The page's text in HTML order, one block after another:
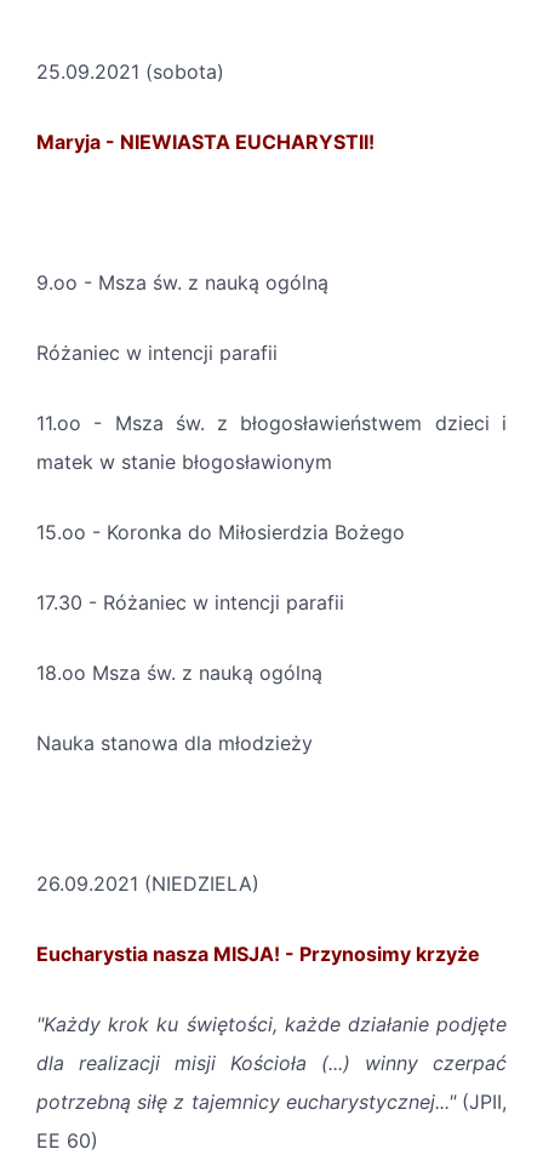
25.09.2021 (sobota)
Maryja - NIEWIASTA EUCHARYSTII!
9.oo - Msza św. z nauką ogólną
Różaniec w intencji parafii
11.oo - Msza św. z błogosławieństwem dzieci i
matek w stanie błogosławionym
15.oo - Koronka do Miłosierdzia Bożego
17.30 - Różaniec w intencji parafii
18.oo Msza św. z nauką ogólną
Nauka stanowa dla młodzieży
26.09.2021 (NIEDZIELA)
Eucharystia nasza MISJA! - Przynosimy krzyże
"Każdy krok ku świętości, każde działanie podjęte
dla realizacji misji Kościoła (...) winny czerpać
potrzebną siłę z tajemnicy eucharystycznej..."(JPII,
EE 60)